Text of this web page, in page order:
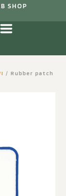
SHOP
/ Rubber patch